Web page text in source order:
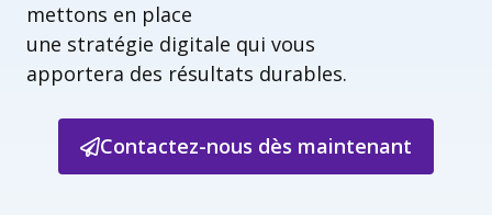
mettons en place
une stratégie digitale qui vous
apportera des résultats durables.
Contactez-nous dès maintenant